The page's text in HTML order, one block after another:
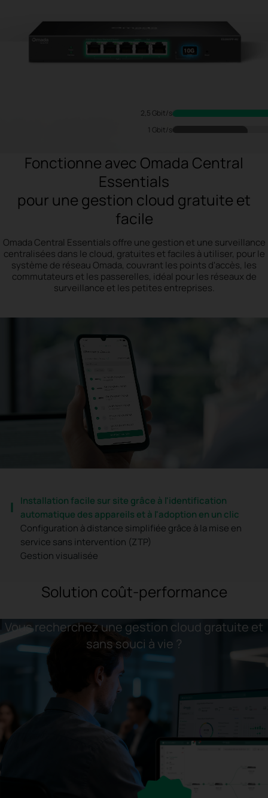
2,5 Gbit/s
1 Gbit/s
Fonctionne avec Omada Central
Essentials
pour une gestion cloud gratuite et
facile
Omada Central Essentials offre une gestion et une surveillance
centralisées dans le cloud, gratuites et faciles à utiliser, pour le
système de réseau Omada, couvrant les points d'accès, les
commutateurs et les passerelles, idéal pour les réseaux de
surveillance et les petites entreprises.
Installation facile sur site grâce à l'identification
automatique des appareils et à l'adoption en un clic
Configuration à distance simplifiée grâce à la mise en
service sans intervention (ZTP)
Gestion visualisée
Solution coût-performance
Vous recherchez une gestion cloud gratuite et
sans souci à vie ?